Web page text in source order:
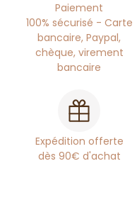
Paiement
100% sécurisé - Carte
bancaire, Paypal,
chèque, virement
bancaire
Expédition offerte
dès 90€ d'achat